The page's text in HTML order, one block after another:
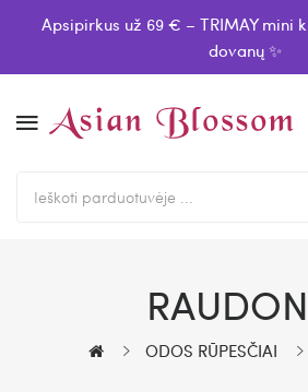
Apsipirkus už 69 € – TRIMAY mini
dovanų ✨
ODOS RŪPESČIAI